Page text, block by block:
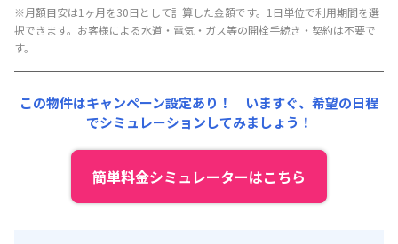
初期費用
事務手数料 : 7,000円/回 (税抜)
月額賃料目安(30日利用)
賃料 : 105,000円/月 (3,500円/日) (税抜)
光熱費他 :
初期費用
事務手数料 : 7,000円/回 (税抜)
寝具セット : 6,000円/回 (税抜)
※月額目安は1ヶ月を30日として計算した金額です。1日単位で利用期間を選
択できます。お客様による水道・電気・ガス等の開栓手続き・契約は不要で
す。
この物件はキャンペーン設定あり！ いますぐ、 希望の日程
でシミュレーションしてみましょう！
簡単料金シミュレーターはこちら